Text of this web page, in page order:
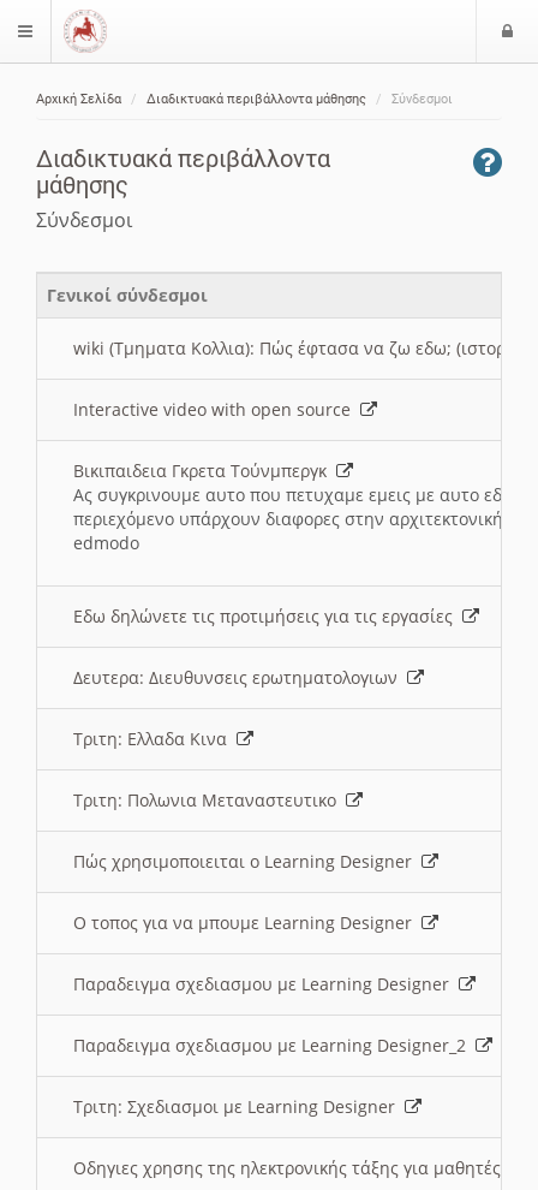
$langMenu
Αρχική Σελίδα Διαδικτυακά περιβάλλοντα μάθησης Σύνδεσμοι
Διαδικτυακά περιβάλλοντα
μάθησης
Σύνδεσμοι
Γενικοί σύνδεσμοι
wiki (Τμηματα Κολλια): Πώς έφτασα να ζω εδω; (ιστορια)
Interactive video with open source
Βικιπαιδεια Γκρετα Τούνμπεργκ
Ας συγκρινουμε αυτο που πετυχαμε εμεις με αυτο εδω
περιεχόμενο υπάρχουν διαφορες στην αρχιτεκτονική
edmodo
Εδω δηλώνετε τις προτιμήσεις για τις εργασίες
Δευτερα: Διευθυνσεις ερωτηματολογιων
Τριτη: Ελλαδα Κινα
Τριτη: Πολωνια Μεταναστευτικο
Πώς χρησιμοποιειται ο Learning Designer
O τοπος για να μπουμε Learning Designer
Παραδειγμα σχεδιασμου με Learning Designer
Παραδειγμα σχεδιασμου με Learning Designer_2
Τριτη: Σχεδιασμοι με Learning Designer
Οδηγιες χρησης της ηλεκτρονικής τάξης για μαθητές